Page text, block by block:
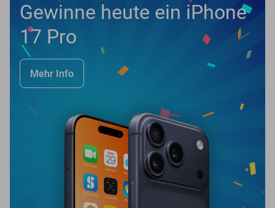
Gewinne heute ein iPhone
17 Pro
Mehr Info